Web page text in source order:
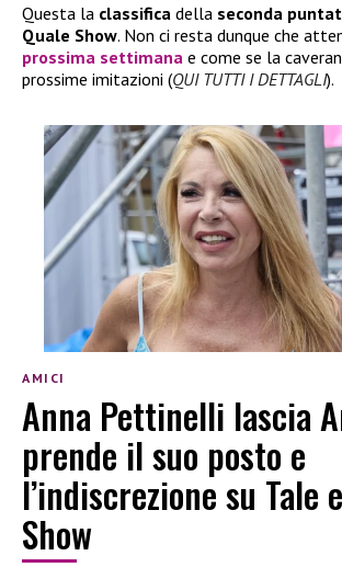
Questa la classifica della seconda
Quale Show. Non ci resta dunque che
prossima settimana e come se la
prossime imitazioni (QUI TUTTI I DETTAGLI).
AMICI
Anna Pettinelli lascia
prende il suo posto e
l’indiscrezione su Tale
Show